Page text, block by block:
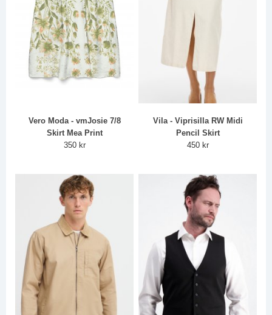
Vero Moda - vmJosie 7/8
Skirt Mea Print
350 kr
Vila - Viprisilla RW Midi
Pencil Skirt
450 kr